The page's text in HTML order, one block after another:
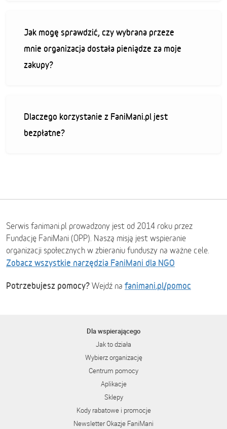
Jak mogę sprawdzić, czy wybrana przeze
mnie organizacja dostała pieniądze za moje
zakupy?
Dlaczego korzystanie z FaniMani.pl jest
bezpłatne?
Serwis fanimani.pl prowadzony jest od 2014 roku przez
Fundację FaniMani (OPP). Naszą misją jest wspieranie
organizacji społecznych w zbieraniu funduszy na ważne cele.
Zobacz wszystkie narzędzia FaniMani dla NGO
Potrzebujesz pomocy? Wejdź na fanimani.pl/pomoc
Dla wspierającego
Jak to działa
Wybierz organizację
Centrum pomocy
Aplikacje
Sklepy
Kody rabatowe i promocje
Newsletter Okazje FaniMani